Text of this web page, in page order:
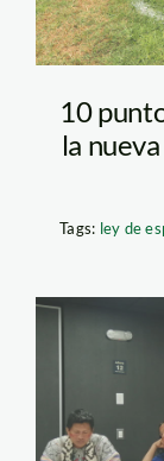
10
la
Tags: ley de